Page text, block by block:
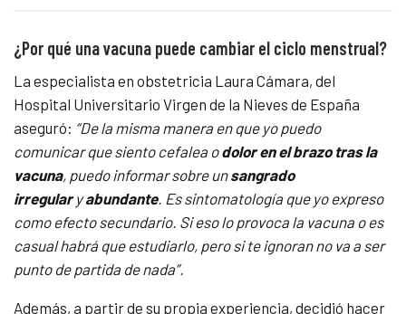
¿Por qué una vacuna puede cambiar el ciclo menstrual?
La especialista en obstetricia Laura Cámara, del
Hospital Universitario Virgen de la Nieves de España
aseguró: “De la misma manera en que yo puedo
comunicar que siento cefalea odolor en el brazo tras la
vacuna, puedo informar sobre unsangrado
irregularyabundante. Es sintomatología que yo expreso
como efecto secundario. Si eso lo provoca la vacuna o es
casual habrá que estudiarlo, pero si te ignoran no va a ser
punto de partida de nada”.
Además, a partir de su propia experiencia, decidió hacer